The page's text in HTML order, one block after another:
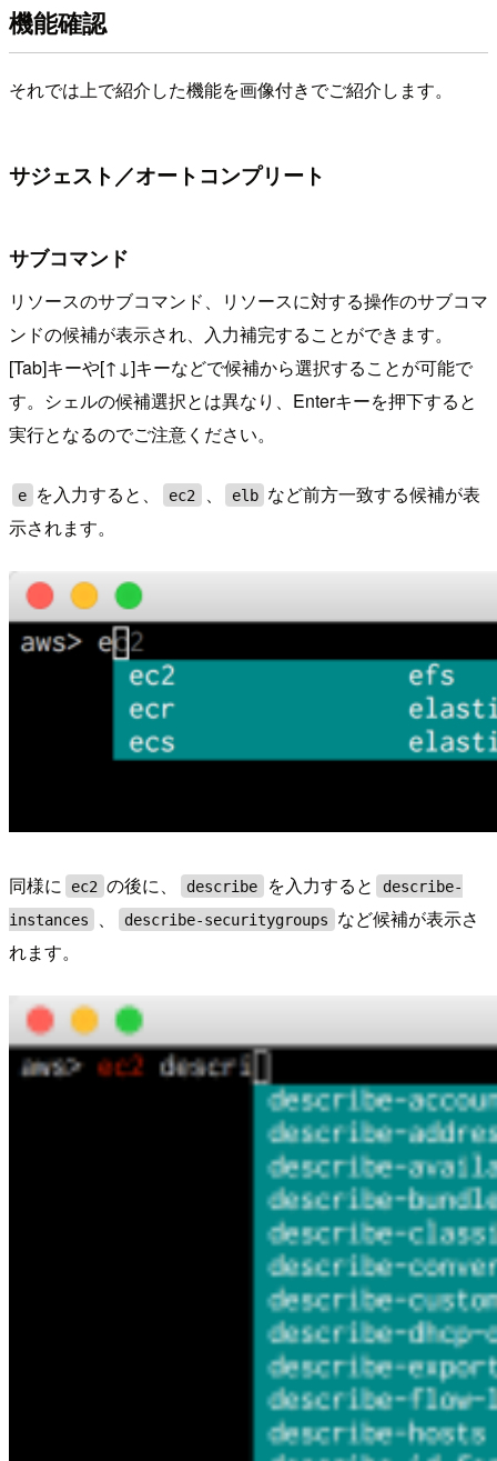
機能確認
それでは上で紹介した機能を画像付きでご紹介します。
サジェスト／オートコンプリート
サブコマンド
リソースのサブコマンド、リソースに対する操作のサブコマ
ンドの候補が表示され、入力補完することができます。
[Tab]キーや[↑↓]キーなどで候補から選択することが可能で
す。シェルの候補選択とは異なり、Enterキーを押下すると
実行となるのでご注意ください。
e を入力すると、 ec2 、 elb など前方一致する候補が表
示されます。
同様に ec2 の後に、 describe を入力すると
describe-
instances
、 describe-securitygroups
など候補が表示さ
れます。